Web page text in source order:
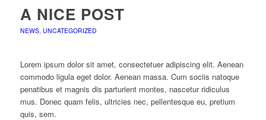
A NICE POST
NEWS, UNCATEGORIZED
Lorem ipsum dolor sit amet, consectetuer adipiscing elit. Aenean
commodo ligula eget dolor. Aenean massa. Cum sociis natoque
penatibus et magnis dis parturient montes, nascetur ridiculus
mus. Donec quam felis, ultricies nec, pellentesque eu, pretium
quis, sem.